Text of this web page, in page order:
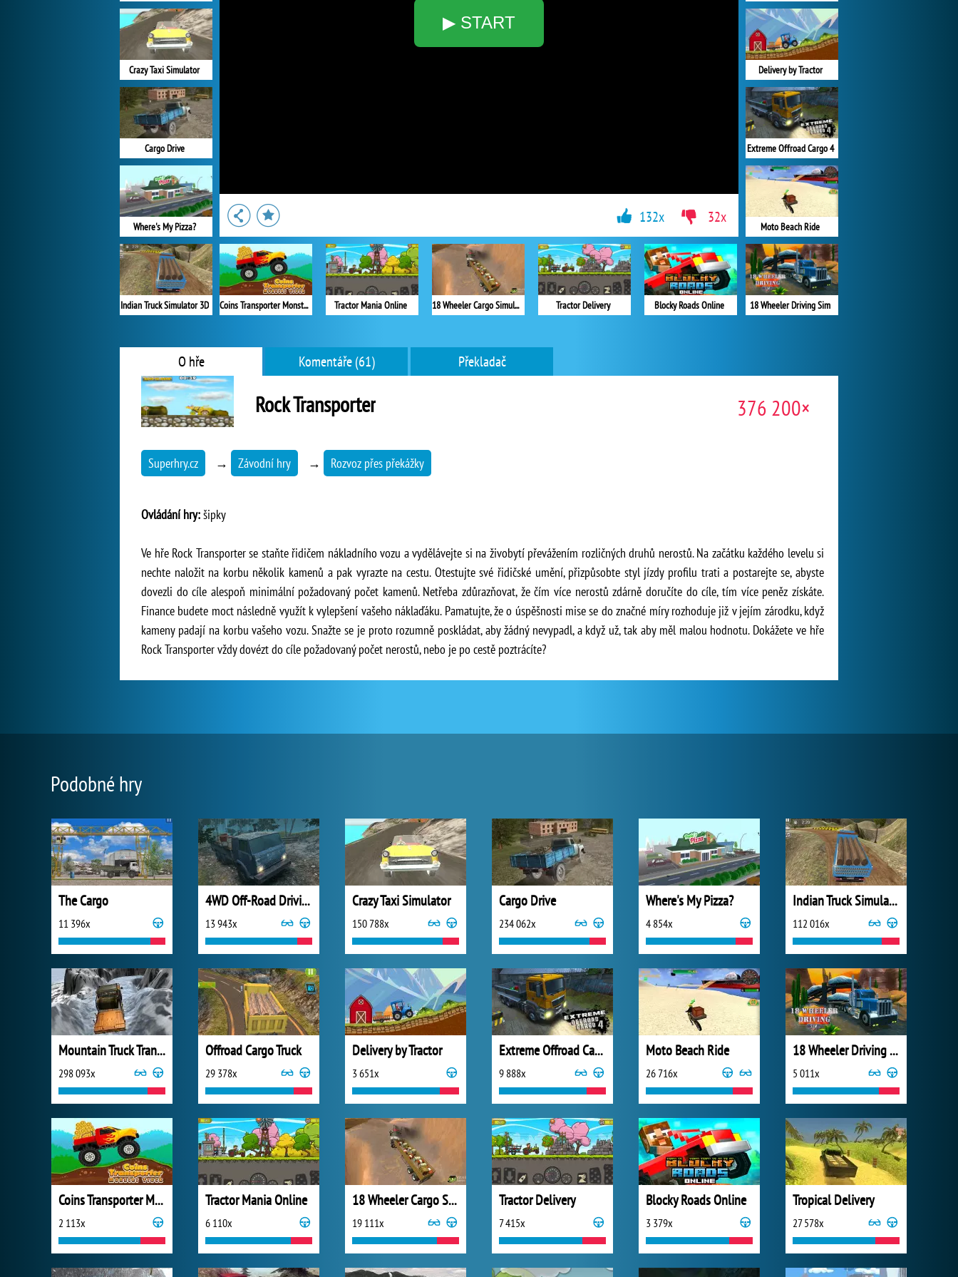
▶ START
Crazy Taxi Simulator
Cargo Drive
Where's My Pizza?
Indian Truck Simulator 3D
Delivery by Tractor
Extreme Offroad Cargo 4
Moto Beach Ride
18 Wheeler Driving Sim
Coins Transporter Monster Truck Tractor Mania Online 18 Wheeler Cargo Simulator Tractor Delivery Blocky Roads Online
132x 32x
O hře Komentáře (61) Překladač
Rock Transporter 376 200×
Superhry.cz → Závodní hry → Rozvoz přes překážky
Ovládání hry:šipky
Ve hře Rock Transporter se staňte řidičem nákladního vozu a vydělávejte si na živobytí převážením rozličných druhů nerostů. Na začátku každého levelu si
nechte naložit na korbu několik kamenů a pak vyrazte na cestu. Otestujte své řidičské umění, přizpůsobte styl jízdy profilu trati a postarejte se, abyste
dovezli do cíle alespoň minimální požadovaný počet kamenů. Netřeba zdůrazňovat, že čím více nerostů zdárně doručíte do cíle, tím více peněz získáte.
Finance budete moct následně využít k vylepšení vašeho náklaďáku. Pamatujte, že o úspěšnosti mise se do značné míry rozhoduje již v jejím zárodku, když
kameny padají na korbu vašeho vozu. Snažte se je proto rozumně poskládat, aby žádný nevypadl, a když už, tak aby měl malou hodnotu. Dokážete ve hře
Rock Transporter vždy dovézt do cíle požadovaný počet nerostů, nebo je po cestě poztrácíte?
Podobné hry
The Cargo
11 396x
4WD Off-Road Driving Sim
13 943x
Crazy Taxi Simulator
150 788x
Cargo Drive
234 062x
Where's My Pizza?
4 854x
Indian Truck Simulator 3D
112 016x
Mountain Truck Transport
298 093x
Offroad Cargo Truck
29 378x
Delivery by Tractor
3 651x
Extreme Offroad Cargo 4
9 888x
Moto Beach Ride
26 716x
18 Wheeler Driving Sim
5 011x
Coins Transporter Monster Truck
2 113x
Tractor Mania Online
6 110x
18 Wheeler Cargo Simulator
19 111x
Tractor Delivery
7 415x
Blocky Roads Online
3 379x
Tropical Delivery
27 578x